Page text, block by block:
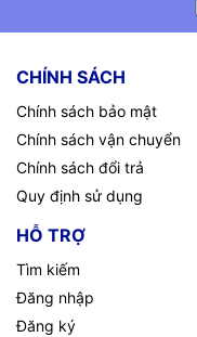
CHÍNH SÁCH
Chính sách bảo mật
Chính sách vận chuyển
Chính sách đổi trả
Quy định sử dụng
HỖ TRỢ
Tìm kiếm
Đăng nhập
Đăng ký